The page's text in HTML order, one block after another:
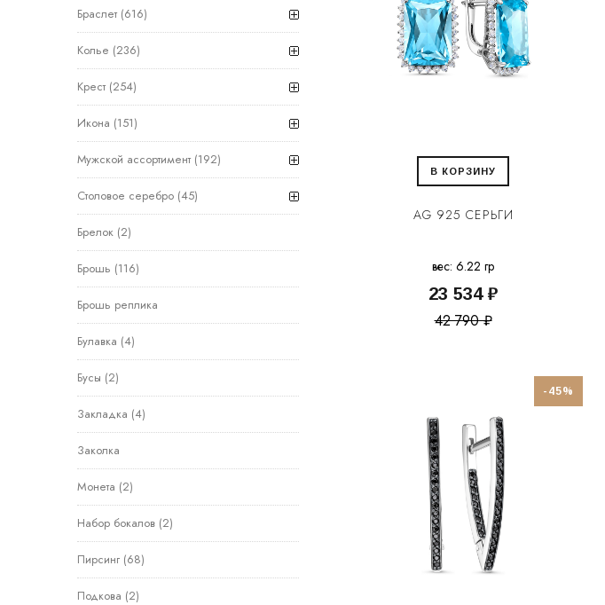
Браслет (616)
Колье (236)
Крест (254)
Икона (151)
Мужской ассортимент (192)
Столовое серебро (45)
Брелок (2)
Брошь (116)
Брошь реплика
Булавка (4)
Бусы (2)
Закладка (4)
Заколка
Монета (2)
Набор бокалов (2)
Пирсинг (68)
Подкова (2)
В КОРЗИНУ
AG 925 СЕРЬГИ
вес: 6.22 гр
23 534 ₽
42 790 ₽
-45%